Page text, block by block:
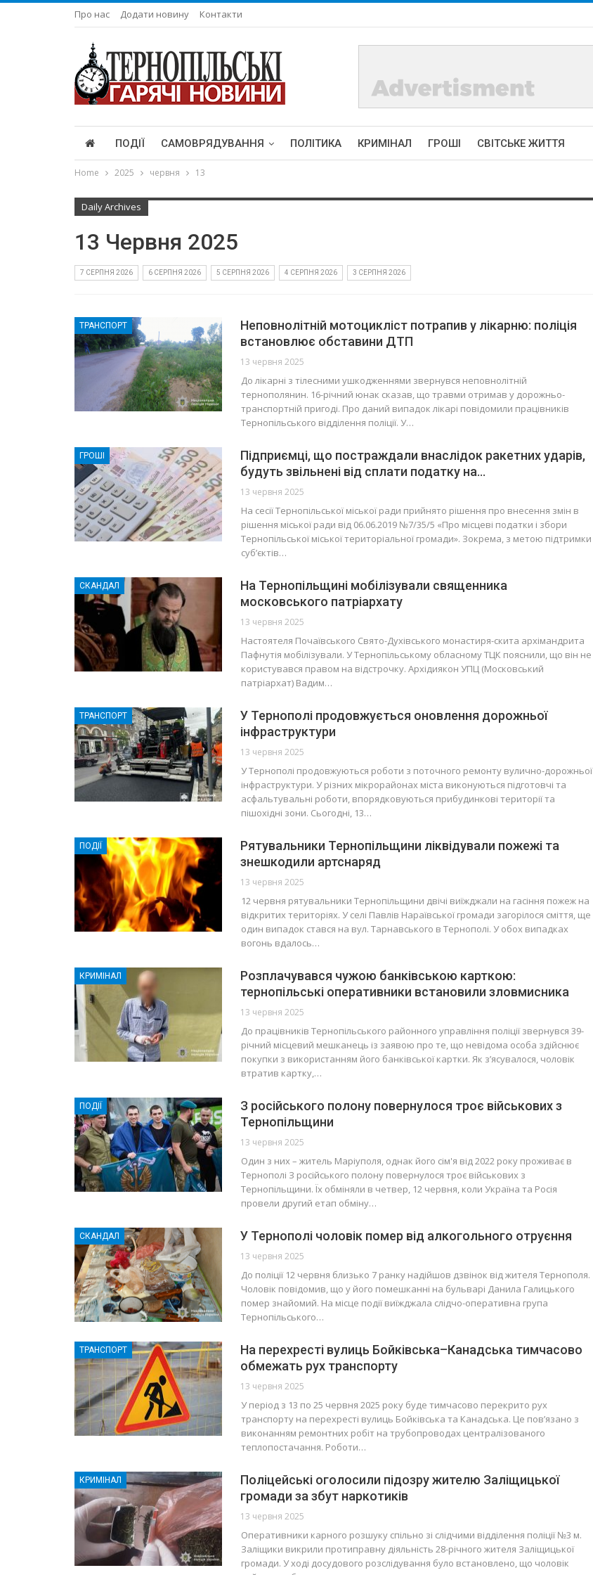
Про нас Додати новину Контакти
ПОДІЇ САМОВРЯДУВАННЯ ПОЛІТИКА КРИМІНАЛ ГРОШІ СВІТСЬКЕ ЖИТТЯ
Home 2025 червня 13
Daily Archives
13 Червня 2025
7 СЕРПНЯ 2026 6 СЕРПНЯ 2026 5 СЕРПНЯ 2026 4 СЕРПНЯ 2026 3 СЕРПНЯ 2026
ТРАНСПОРТ
Неповнолітній мотоцикліст потрапив у лікарню: поліція
встановлює обставини ДТП
13 червня 2025
До лікарні з тілесними ушкодженнями звернувся неповнолітній
тернополянин. 16-річний юнак сказав, що травми отримав у дорожньо-
транспортній пригоді. Про даний випадок лікарі повідомили працівників
Тернопільського відділення поліції. У…
ГРОШІ
Підприємці, що постраждали внаслідок ракетних ударів,
будуть звільнені від сплати податку на…
13 червня 2025
На сесії Тернопільської міської ради прийнято рішення про внесення змін в
рішення міської ради від 06.06.2019 №7/35/5 «Про місцеві податки і збори
Тернопільської міської територіальної громади». Зокрема, з метою підтримки
суб’єктів…
СКАНДАЛ
На Тернопільщині мобілізували священника
московського патріархату
13 червня 2025
Настоятеля Почаївського Свято-Духівського монастиря-скита архімандрита
Пафнутія мобілізували. У Тернопільському обласному ТЦК пояснили, що він не
користувався правом на відстрочку. Архідиякон УПЦ (Московський
патріархат) Вадим…
ТРАНСПОРТ
У Тернополі продовжується оновлення дорожньої
інфраструктури
13 червня 2025
У Тернополі продовжуються роботи з поточного ремонту вулично-дорожньої
інфраструктури. У різних мікрорайонах міста виконуються підготовчі та
асфальтувальні роботи, впорядковуються прибудинкові території та
пішохідні зони. Сьогодні, 13…
ПОДІЇ
Рятувальники Тернопільщини ліквідували пожежі та
знешкодили артснаряд
13 червня 2025
12 червня рятувальники Тернопільщини двічі виїжджали на гасіння пожеж на
відкритих територіях. У селі Павлів Нараївської громади загорілося сміття, ще
один випадок стався на вул. Тарнавського в Тернополі. У обох випадках
вогонь вдалось…
КРИМІНАЛ
Розплачувався чужою банківською карткою:
тернопільські оперативники встановили зловмисника
13 червня 2025
До працівників Тернопільського районного управління поліції звернувся 39-
річний місцевий мешканець із заявою про те, що невідома особа здійснює
покупки з використанням його банківської картки. Як з’ясувалося, чоловік
втратив картку,…
ПОДІЇ
З російського полону повернулося троє військових з
Тернопільщини
13 червня 2025
Один з них – житель Маріуполя, однак його сім'я від 2022 року проживає в
Тернополі З російського полону повернулося троє військових з
Тернопільщини. Їх обміняли в четвер, 12 червня, коли Україна та Росія
провели другий етап обміну…
СКАНДАЛ У Тернополі чоловік помер від алкогольного отруєння
13 червня 2025
До поліції 12 червня близько 7 ранку надійшов дзвінок від жителя Тернополя.
Чоловік повідомив, що у його помешканні на бульварі Данила Галицького
помер знайомий. На місце події виїжджала слідчо-оперативна група
Тернопільського…
ТРАНСПОРТ
На перехресті вулиць Бойківська–Канадська тимчасово
обмежать рух транспорту
13 червня 2025
У період з 13 по 25 червня 2025 року буде тимчасово перекрито рух
транспорту на перехресті вулиць Бойківська та Канадська. Це пов’язано з
виконанням ремонтних робіт на трубопроводах централізованого
теплопостачання. Роботи…
КРИМІНАЛ
Поліцейські оголосили підозру жителю Заліщицької
громади за збут наркотиків
13 червня 2025
Оперативники карного розшуку спільно зі слідчими відділення поліції №3 м.
Заліщики викрили протиправну діяльність 28-річного жителя Заліщицької
громади. У ході досудового розслідування було встановлено, що чоловік